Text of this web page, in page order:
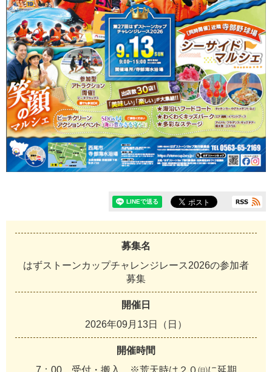
募集名
はずストーンカップチャレンジレース2026の参加者
募集
開催日
2026年09月13日（日）
開催時間
7：00 受付・搬入 ※荒天時は２０㈰に延期